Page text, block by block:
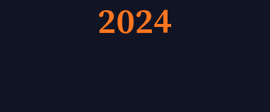
2024